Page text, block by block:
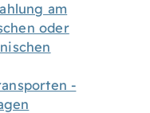
am
oder
-